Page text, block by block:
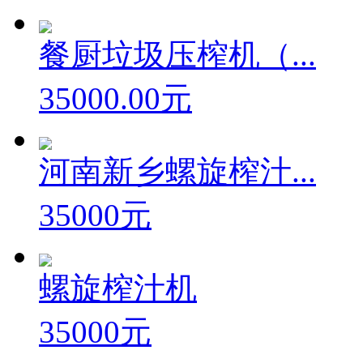
餐厨垃圾压榨机（...
35000.00元
河南新乡螺旋榨汁...
35000元
螺旋榨汁机
35000元